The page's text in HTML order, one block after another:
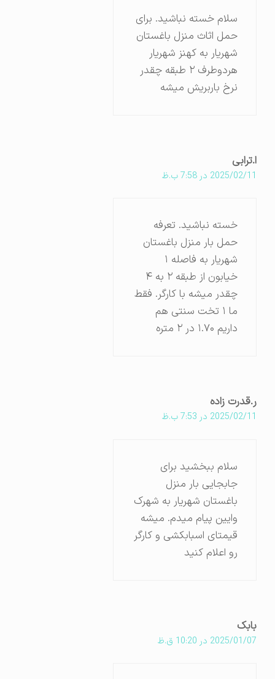
سلام خسته نباشید. برای
حمل اثاث منزل باغستان
شهریار به کهنز شهریار
هردوطرف ۲ طبقه چقدر
نرخ باربریش میشه
ا.ترابی
2025/02/11 در 7:58 ب.ظ
خسته نباشید. تعرفه
حمل بار منزل باغستان
شهریار به فاصله ۱
خیابون از طبقه ۲ به ۴
چقدر میشه با کارگر. فقط
ما ۱ تخت سنتی هم
داریم ۱.۷۰ در ۲ متره
ر.قدرت زاده
2025/02/11 در 7:53 ب.ظ
سلام ببخشید برای
جابجایی بار منزل
باغستان شهریار به شهرک
وایین پیام میدم. میشه
قیمتای اسبابکشی و کارگر
رو اعلام کنید
بابک
2025/01/07 در 10:20 ق.ظ